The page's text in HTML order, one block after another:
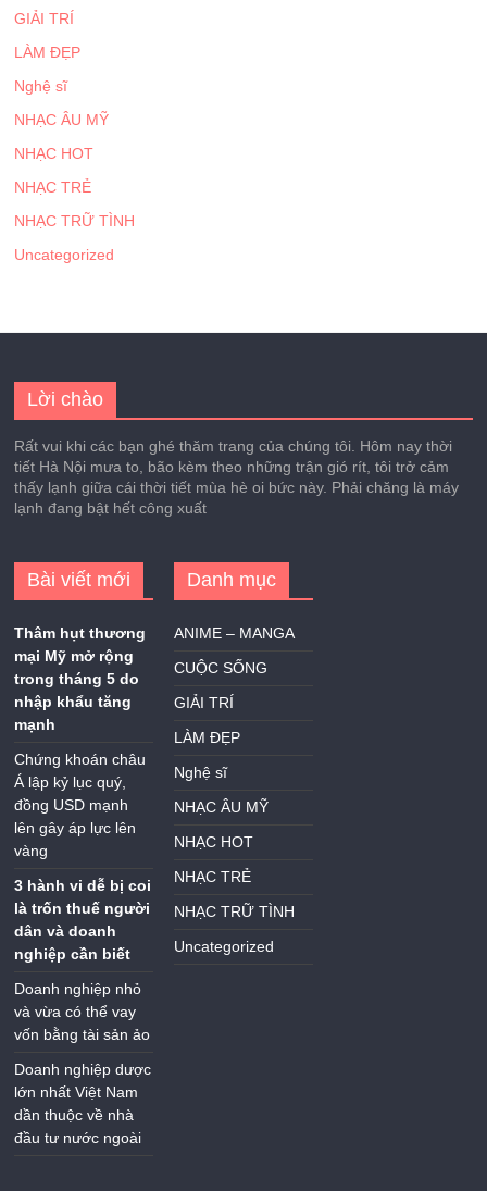
GIẢI TRÍ
LÀM ĐẸP
Nghệ sĩ
NHẠC ÂU MỸ
NHẠC HOT
NHẠC TRẺ
NHẠC TRỮ TÌNH
Uncategorized
Lời chào
Rất vui khi các bạn ghé thăm trang của chúng tôi. Hôm nay thời
tiết Hà Nội mưa to, bão kèm theo những trận gió rít, tôi trở cảm
thấy lạnh giữa cái thời tiết mùa hè oi bức này. Phải chăng là máy
lạnh đang bật hết công xuất
Bài viết mới
Thâm hụt thương
mại Mỹ mở rộng
trong tháng 5 do
nhập khẩu tăng
mạnh
Chứng khoán châu
Á lập kỷ lục quý,
đồng USD mạnh
lên gây áp lực lên
vàng
3 hành vi dễ bị coi
là trốn thuế người
dân và doanh
nghiệp cần biết
Doanh nghiệp nhỏ
và vừa có thể vay
vốn bằng tài sản ảo
Doanh nghiệp dược
lớn nhất Việt Nam
dần thuộc về nhà
đầu tư nước ngoài
Danh mục
ANIME – MANGA
CUỘC SỐNG
GIẢI TRÍ
LÀM ĐẸP
Nghệ sĩ
NHẠC ÂU MỸ
NHẠC HOT
NHẠC TRẺ
NHẠC TRỮ TÌNH
Uncategorized